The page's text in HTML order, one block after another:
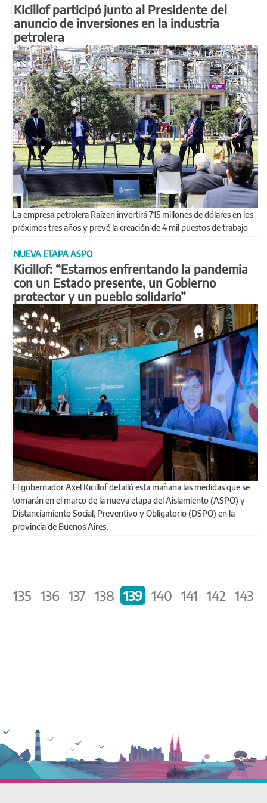
Kicillof participó junto al Presidente del
anuncio de inversiones en la industria
petrolera
La empresa petrolera Raízen invertirá 715 millones de dólares en los
próximos tres años y prevé la creación de 4 mil puestos de trabajo
NUEVA ETAPA ASPO
Kicillof: “Estamos enfrentando la pandemia
con un Estado presente, un Gobierno
protector y un pueblo solidario”
El gobernador Axel Kicillof detalló esta mañana las medidas que se
tomarán en el marco de la nueva etapa del Aislamiento (ASPO) y
Distanciamiento Social, Preventivo y Obligatorio (DSPO) en la
provincia de Buenos Aires.
135 136 137 138 139 140 141 142 143